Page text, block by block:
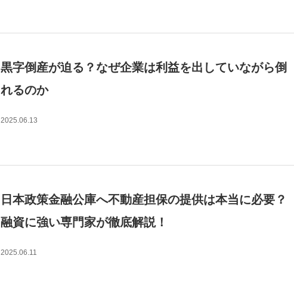
黒字倒産が迫る？なぜ企業は利益を出していながら倒
れるのか
2025.06.13
日本政策金融公庫へ不動産担保の提供は本当に必要？
融資に強い専門家が徹底解説！
2025.06.11